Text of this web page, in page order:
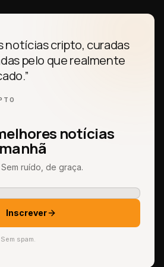
notícias cripto, curadas
pelo que realmente
notícias
ruído, de graça.
Inscrever
spam.